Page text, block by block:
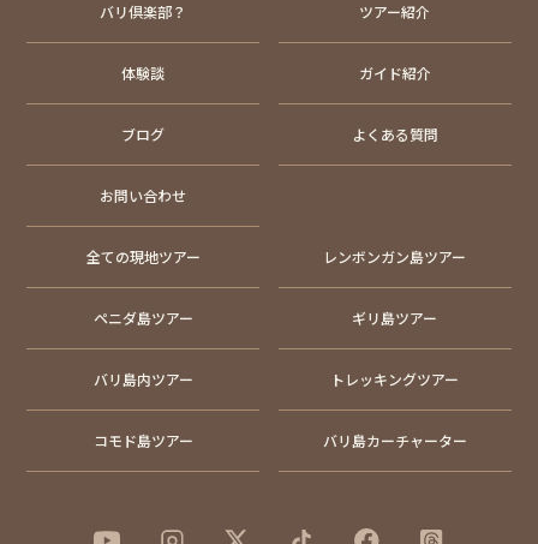
バリ倶楽部？ ツアー紹介
体験談 ガイド紹介
ブログ よくある質問
お問い合わせ
全ての現地ツアー レンボンガン島ツアー
ペニダ島ツアー ギリ島ツアー
バリ島内ツアー トレッキングツアー
コモド島ツアー バリ島カーチャーター